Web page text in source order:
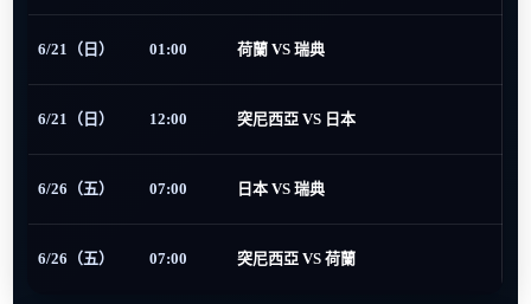
6/21（日） 01:00 荷蘭 VS 瑞典
6/21（日） 12:00 突尼西亞 VS 日本
6/26（五） 07:00 日本 VS 瑞典
6/26（五） 07:00 突尼西亞 VS 荷蘭